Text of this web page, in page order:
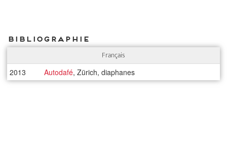
Bibliographie
Français
2013 Autodafé, Zürich, diaphanes